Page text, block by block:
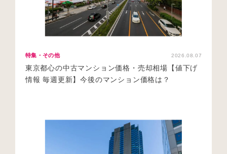
特集・その他 2026.08.07
東京都心の中古マンション価格・売却相場【値下げ
情報 毎週更新】今後のマンション価格は？